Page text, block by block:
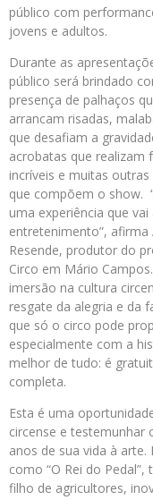
público com
jovens e adultos.
Durante as
público será brindado
presença de palhaços
arrancam risadas,
que desafiam a
acrobatas que realizam
incríveis e muitas outras
que compõem o show.
uma experiência que
entretenimento”, afirma
Resende, produtor do
Circo em Mário
imersão na cultura
resgate da alegria e da
que só o circo pode
especialmente com a
melhor de tudo: é
completa.
Esta é uma
circense e testemunhar
anos de sua vida à
como “O Rei do
filho de agricultores,